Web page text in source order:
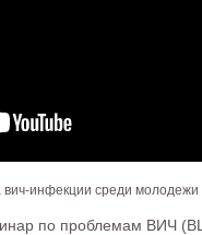
инфекции среди молодежи
по проблемам ВИЧ